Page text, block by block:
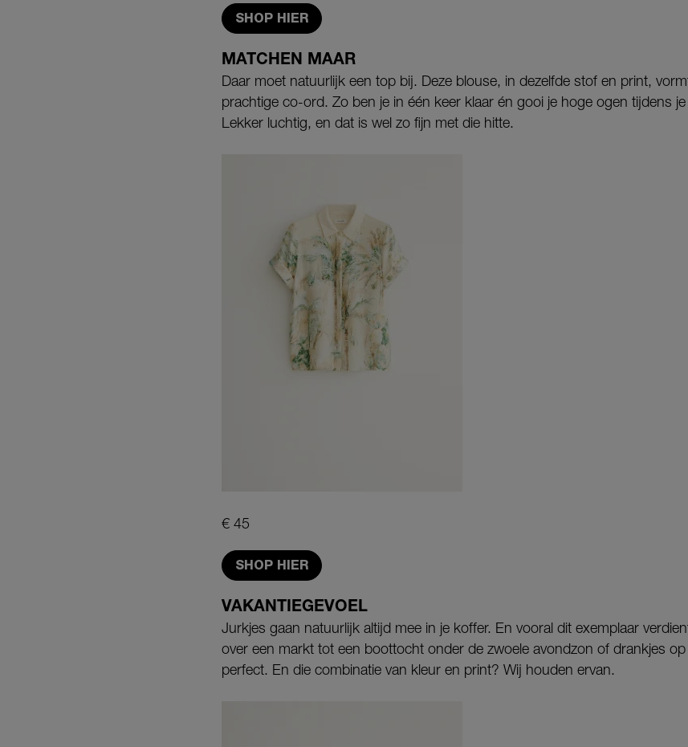
SHOP HIER
MATCHEN MAAR
Daar moet natuurlijk een top bij. Deze blouse, in dezelfde stof en print,
prachtige co-ord. Zo ben je in één keer klaar én gooi je hoge ogen tijdens
Lekker luchtig, en dat is wel zo fijn met die hitte.
€ 45
SHOP HIER
VAKANTIEGEVOEL
Jurkjes gaan natuurlijk altijd mee in je koffer. En vooral dit exemplaar
over een markt tot een boottocht onder de zwoele avondzon of drankjes
perfect. En die combinatie van kleur en print? Wij houden ervan.